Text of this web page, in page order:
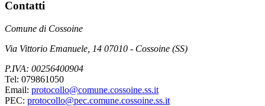
Contatti
Comune di Cossoine
Via Vittorio Emanuele, 14 07010 - Cossoine (SS)
P.IVA: 00256400904
Tel: 079861050
Email: protocollo@comune.cossoine.ss.it
PEC: protocollo@pec.comune.cossoine.ss.it